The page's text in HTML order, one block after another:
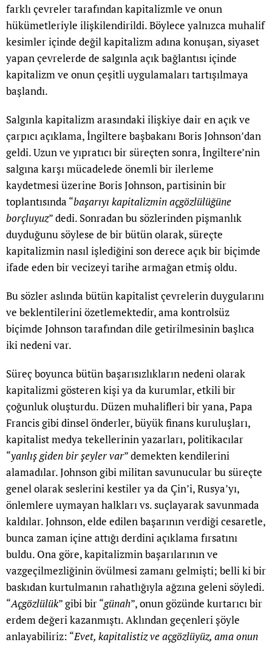
farklı çevreler tarafından kapitalizmle ve onun
hükümetleriyle ilişkilendirildi. Böylece yalnızca muhalif
kesimler içinde değil kapitalizm adına konuşan, siyaset
yapan çevrelerde de salgınla açık bağlantısı içinde
kapitalizm ve onun çeşitli uygulamaları tartışılmaya
başlandı.
Salgınla kapitalizm arasındaki ilişkiye dair en açık ve
çarpıcı açıklama, İngiltere başbakanı Boris Johnson’dan
geldi. Uzun ve yıpratıcı bir süreçten sonra, İngiltere’nin
salgına karşı mücadelede önemli bir ilerleme
kaydetmesi üzerine Boris Johnson, partisinin bir
toplantısında “başarıyı kapitalizmin açgözlülüğüne
borçluyuz” dedi. Sonradan bu sözlerinden pişmanlık
duyduğunu söylese de bir bütün olarak, süreçte
kapitalizmin nasıl işlediğini son derece açık bir biçimde
ifade eden bir vecizeyi tarihe armağan etmiş oldu.
Bu sözler aslında bütün kapitalist çevrelerin duygularını
ve beklentilerini özetlemektedir, ama kontrolsüz
biçimde Johnson tarafından dile getirilmesinin başlıca
iki nedeni var.
Süreç boyunca bütün başarısızlıkların nedeni olarak
kapitalizmi gösteren kişi ya da kurumlar, etkili bir
çoğunluk oluşturdu. Düzen muhalifleri bir yana, Papa
Francis gibi dinsel önderler, büyük finans kuruluşları,
kapitalist medya tekellerinin yazarları, politikacılar
“yanlış giden bir şeyler var” demekten kendilerini
alamadılar. Johnson gibi militan savunucular bu süreçte
genel olarak seslerini kestiler ya da Çin’i, Rusya’yı,
önlemlere uymayan halkları vs. suçlayarak savunmada
kaldılar. Johnson, elde edilen başarının verdiği cesaretle,
bunca zaman içine attığı derdini açıklama fırsatını
buldu. Ona göre, kapitalizmin başarılarının ve
vazgeçilmezliğinin övülmesi zamanı gelmişti; belli ki bir
baskıdan kurtulmanın rahatlığıyla ağzına geleni söyledi.
“Açgözlülük” gibi bir “günah”, onun gözünde kurtarıcı bir
erdem değeri kazanmıştı. Aklından geçenleri şöyle
anlayabiliriz: “Evet, kapitalistiz ve açgözlüyüz, ama onun